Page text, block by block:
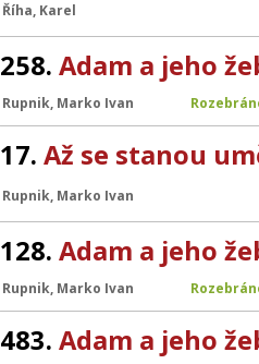
Říha, Karel
258. Adam a jeho
Rupnik, Marko Ivan
17. Až se stanou
Rupnik, Marko Ivan
128. Adam a jeho
Rupnik, Marko Ivan
483. Adam a jeho